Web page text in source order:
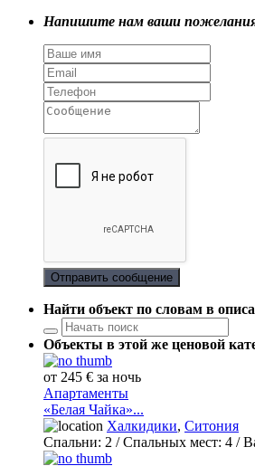
Напишите нам ваши
Отправить сообщение
Найти объект по словам в
Объекты в этой же ценовой
от 245 € за ночь
Апартаменты
«Белая Чайка»...
Халкидики, Ситония
Спальни: 2 / Спальных мест: 4 /